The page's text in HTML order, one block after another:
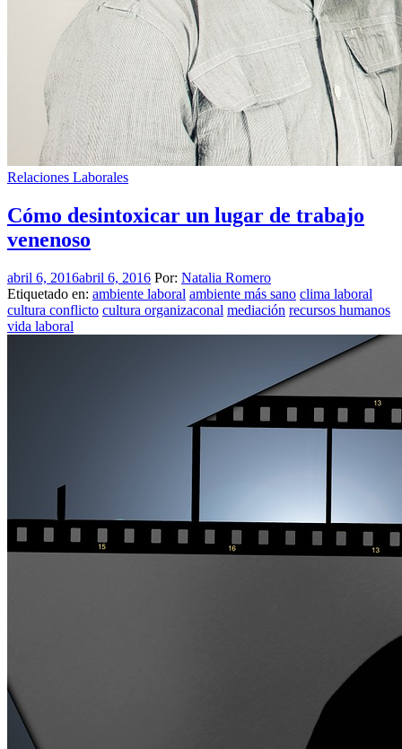
Relaciones Laborales
Cómo desintoxicar un lugar de trabajo
venenoso
abril 6, 2016abril 6, 2016 Por: Natalia Romero
Etiquetado en: ambiente laboral ambiente más sano clima laboral
cultura conflicto cultura organizaconal mediación recursos humanos
vida laboral